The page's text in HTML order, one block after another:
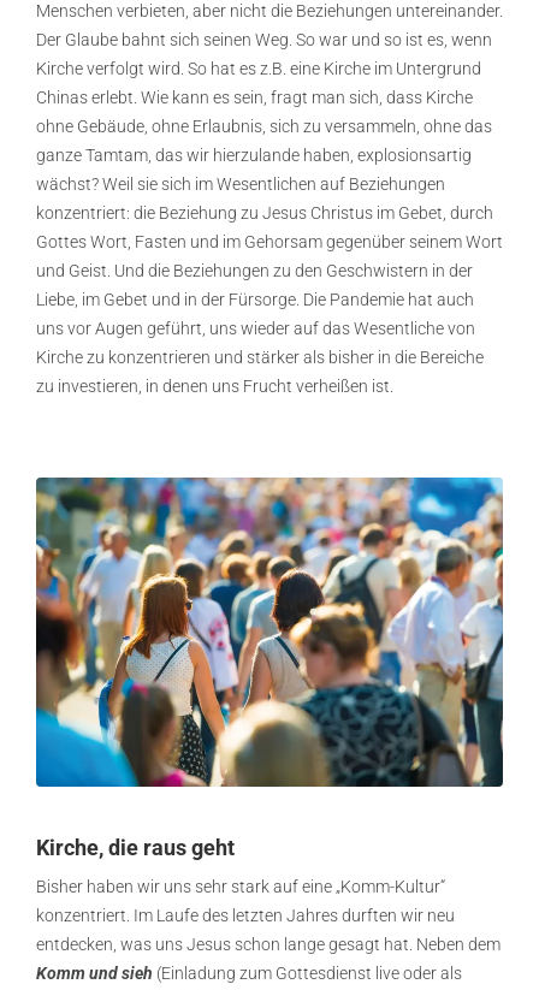
Menschen verbieten, aber nicht die Beziehungen untereinander.
Der Glaube bahnt sich seinen Weg. So war und so ist es, wenn
Kirche verfolgt wird. So hat es z.B. eine Kirche im Untergrund
Chinas erlebt. Wie kann es sein, fragt man sich, dass Kirche
ohne Gebäude, ohne Erlaubnis, sich zu versammeln, ohne das
ganze Tamtam, das wir hierzulande haben, explosionsartig
wächst? Weil sie sich im Wesentlichen auf Beziehungen
konzentriert: die Beziehung zu Jesus Christus im Gebet, durch
Gottes Wort, Fasten und im Gehorsam gegenüber seinem Wort
und Geist. Und die Beziehungen zu den Geschwistern in der
Liebe, im Gebet und in der Fürsorge. Die Pandemie hat auch
uns vor Augen geführt, uns wieder auf das Wesentliche von
Kirche zu konzentrieren und stärker als bisher in die Bereiche
zu investieren, in denen uns Frucht verheißen ist.
Kirche, die raus geht
Bisher haben wir uns sehr stark auf eine „Komm-Kultur“
konzentriert. Im Laufe des letzten Jahres durften wir neu
entdecken, was uns Jesus schon lange gesagt hat. Neben dem
Komm und sieh (Einladung zum Gottesdienst live oder als